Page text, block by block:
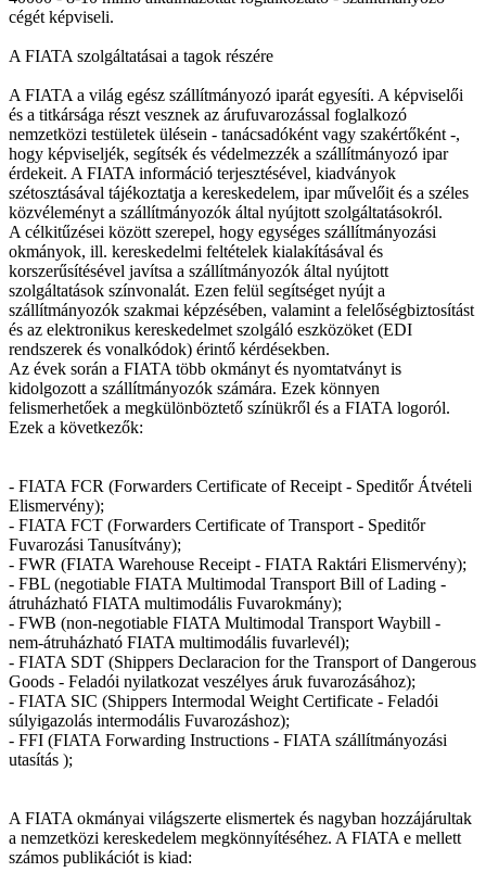
cégét képviseli.
A FIATA szolgáltatásai a tagok részére
A FIATA a világ egész szállítmányozó iparát egyesíti. A képviselői
és a titkársága részt vesznek az árufuvarozással foglalkozó
nemzetközi testületek ülésein - tanácsadóként vagy szakértőként -,
hogy képviseljék, segítsék és védelmezzék a szállítmányozó ipar
érdekeit. A FIATA információ terjesztésével, kiadványok
szétosztásával tájékoztatja a kereskedelem, ipar művelőit és a széles
közvéleményt a szállítmányozók által nyújtott szolgáltatásokról.
A célkitűzései között szerepel, hogy egységes szállítmányozási
okmányok, ill. kereskedelmi feltételek kialakításával és
korszerűsítésével javítsa a szállítmányozók által nyújtott
szolgáltatások színvonalát. Ezen felül segítséget nyújt a
szállítmányozók szakmai képzésében, valamint a felelőségbiztosítást
és az elektronikus kereskedelmet szolgáló eszközöket (EDI
rendszerek és vonalkódok) érintő kérdésekben.
Az évek során a FIATA több okmányt és nyomtatványt is
kidolgozott a szállítmányozók számára. Ezek könnyen
felismerhetőek a megkülönböztető színükről és a FIATA logoról.
Ezek a következők:
- FIATA FCR (Forwarders Certificate of Receipt - Speditőr Átvételi
Elismervény);
- FIATA FCT (Forwarders Certificate of Transport - Speditőr
Fuvarozási Tanusítvány);
- FWR (FIATA Warehouse Receipt - FIATA Raktári Elismervény);
- FBL (negotiable FIATA Multimodal Transport Bill of Lading -
átruházható FIATA multimodális Fuvarokmány);
- FWB (non-negotiable FIATA Multimodal Transport Waybill -
nem-átruházható FIATA multimodális fuvarlevél);
- FIATA SDT (Shippers Declaracion for the Transport of Dangerous
Goods - Feladói nyilatkozat veszélyes áruk fuvarozásához);
- FIATA SIC (Shippers Intermodal Weight Certificate - Feladói
súlyigazolás intermodális Fuvarozáshoz);
- FFI (FIATA Forwarding Instructions - FIATA szállítmányozási
utasítás );
A FIATA okmányai világszerte elismertek és nagyban hozzájárultak
a nemzetközi kereskedelem megkönnyítéséhez. A FIATA e mellett
számos publikációt is kiad: